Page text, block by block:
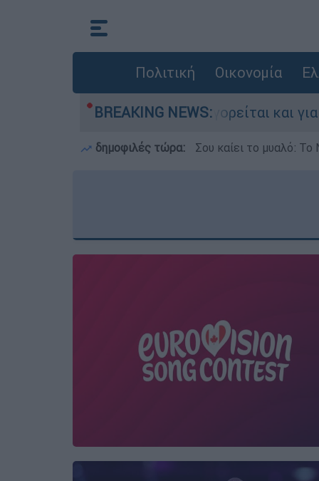
Πολιτική Οικονομία
BREAKING NEWS:
Ελλάδα - Κατηγορείται και για την
δημοφιλές τώρα: Σου καίει το μυαλό: